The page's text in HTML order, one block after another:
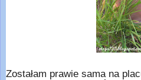
Zostałam prawie sama na